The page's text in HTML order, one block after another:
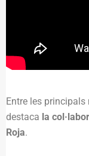
Entre les principals
destaca la
Roja.